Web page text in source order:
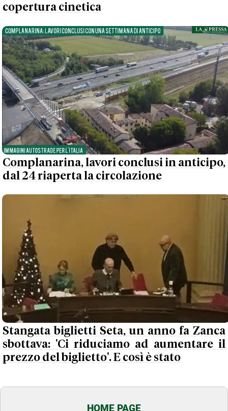
copertura cinetica
Complanarina, lavori conclusi in anticipo,
dal 24 riaperta la circolazione
Stangata biglietti Seta, un anno fa Zanca
sbottava: 'Ci riduciamo ad aumentare il
prezzo del biglietto'. E così è stato
HOME PAGE